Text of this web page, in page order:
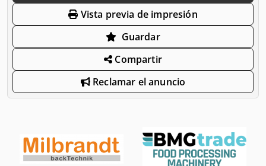
Vista previa de impresión
Guardar
Compartir
Reclamar el anuncio